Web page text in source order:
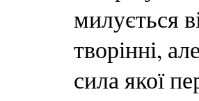
милується
творінні,
сила якої